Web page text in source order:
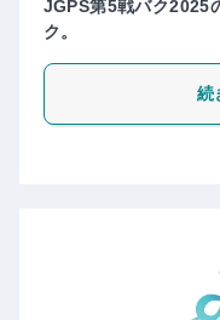
JGPS第5戦バク2025
ク。
続